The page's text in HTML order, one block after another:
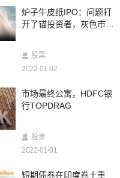
在Cadila Healthcare上保持
修订了TP RS550
师角落/ WIPRO赌注;将公允
超买”，可能在当前公牛周期
美元的价格，说法
炉子牛皮纸IPO：问题打
开了锚投资者，灰色市场
股票
2022-01-02
市场最终公寓，HDFC银
行TOPDRAG
股票
2022-01-01
短期债券在印度卷土重